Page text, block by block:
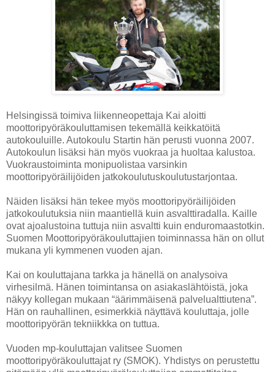
Helsingissä toimiva liikenneopettaja Kai aloitti
moottoripyöräkouluttamisen tekemällä keikkatöitä
autokouluille. Autokoulu Startin hän perusti vuonna 2007.
Autokoulun lisäksi hän myös vuokraa ja huoltaa kalustoa.
Vuokraustoiminta monipuolistaa varsinkin
moottoripyöräilijöiden jatkokoulutuskoulutustarjontaa.
Näiden lisäksi hän tekee myös moottoripyöräilijöiden
jatkokoulutuksia niin maantiellä kuin asvalttiradalla. Kaille
ovat ajoalustoina tuttuja niin asvaltti kuin enduromaastotkin.
Suomen Moottoripyöräkouluttajien toiminnassa hän on ollut
mukana yli kymmenen vuoden ajan.
Kai on kouluttajana tarkka ja hänellä on analysoiva
virhesilmä. Hänen toimintansa on asiakaslähtöistä, joka
näkyy kollegan mukaan “äärimmäisenä palvelualttiutena”.
Hän on rauhallinen, esimerkkiä näyttävä kouluttaja, jolle
moottoripyörän tekniikkka on tuttua.
Vuoden mp-kouluttajan valitsee Suomen
moottoripyöräkouluttajat ry (SMOK). Yhdistys on perustettu